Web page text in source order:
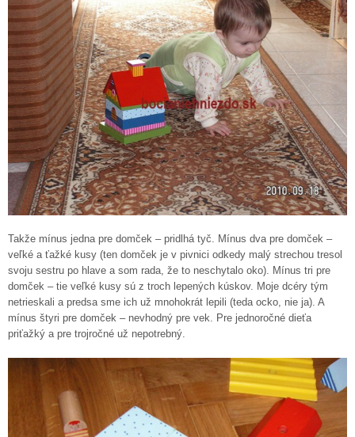
Takže mínus jedna pre domček – pridlhá tyč. Mínus dva pre domček –
veľké a ťažké kusy (ten domček je v pivnici odkedy malý strechou tresol
svoju sestru po hlave a som rada, že to neschytalo oko). Mínus tri pre
domček – tie veľké kusy sú z troch lepených kúskov. Moje dcéry tým
netrieskali a predsa sme ich už mnohokrát lepili (teda ocko, nie ja). A
mínus štyri pre domček – nevhodný pre vek. Pre jednoročné dieťa
priťažký a pre trojročné už nepotrebný.